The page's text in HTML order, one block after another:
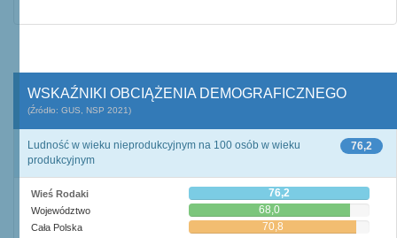
WSKAŹNIKI OBCIĄŻENIA DEMOGRAFICZNEGO
(Źródło: GUS, NSP 2021)
76,2
Ludność w wieku nieprodukcyjnym na 100 osób w wieku
produkcyjnym
Wieś Rodaki 76,2
Województwo 68,0
Cała Polska 70,8